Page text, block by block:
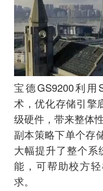
宝德GS9200利
术，优化存储引擎
级硬件，带来整体
副本策略下单个存
大幅提升了整个系
能，可帮助校方
求。